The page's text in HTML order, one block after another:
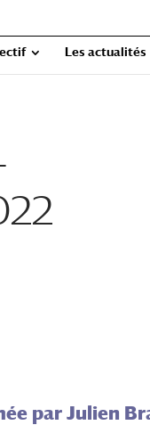
Les actualités
par Julien